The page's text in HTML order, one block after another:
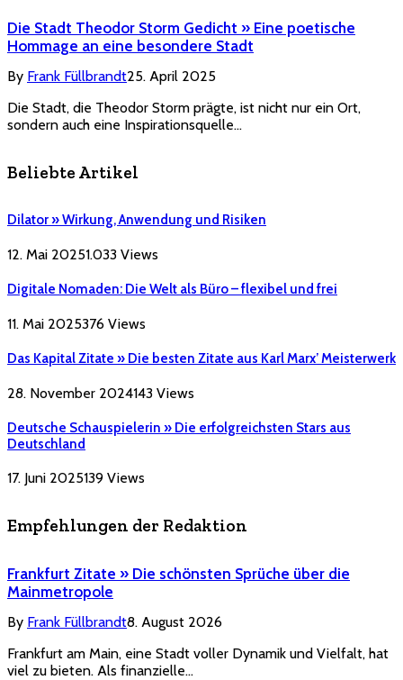
Die Stadt Theodor Storm Gedicht » Eine poetische
Hommage an eine besondere Stadt
By Frank Füllbrandt25. April 2025
Die Stadt, die Theodor Storm prägte, ist nicht nur ein Ort,
sondern auch eine Inspirationsquelle…
Beliebte Artikel
Dilator » Wirkung, Anwendung und Risiken
12. Mai 20251.033 Views
Digitale Nomaden: Die Welt als Büro – flexibel und frei
11. Mai 2025376 Views
Das Kapital Zitate » Die besten Zitate aus Karl Marx’ Meisterwerk
28. November 2024143 Views
Deutsche Schauspielerin » Die erfolgreichsten Stars aus
Deutschland
17. Juni 2025139 Views
Empfehlungen der Redaktion
Frankfurt Zitate » Die schönsten Sprüche über die
Mainmetropole
By Frank Füllbrandt8. August 2026
Frankfurt am Main, eine Stadt voller Dynamik und Vielfalt, hat
viel zu bieten. Als finanzielle…